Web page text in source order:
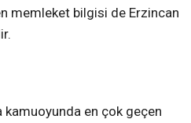
memleket bilgisi de Erzincan
kamuoyunda en çok geçen